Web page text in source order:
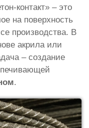
контакт» – это
на поверхность
производства. В
акрила или
– создание
.